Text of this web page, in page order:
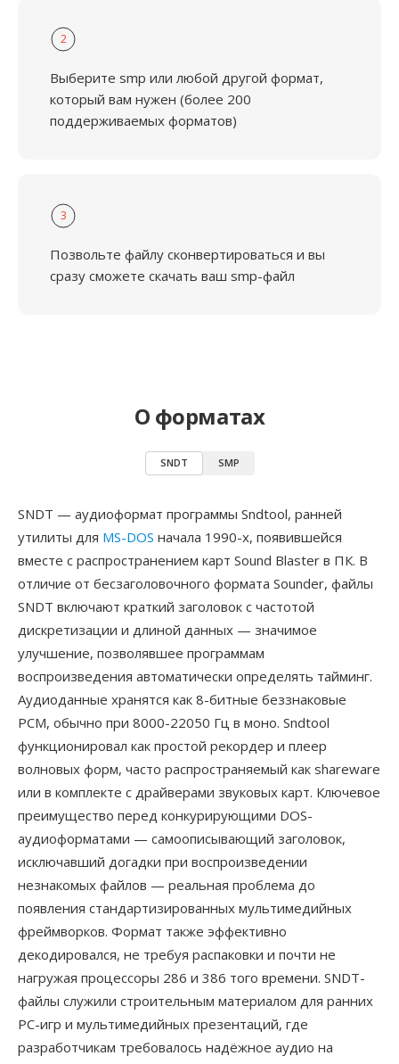
2
Выберите smp или любой другой формат,
который вам нужен (более 200
поддерживаемых форматов)
3
Позвольте файлу сконвертироваться и вы
сразу сможете скачать ваш smp-файл
О форматах
SNDT SMP
SNDT — аудиоформат программы Sndtool, ранней
утилиты для MS-DOS начала 1990-х, появившейся
вместе с распространением карт Sound Blaster в ПК. В
отличие от бесзаголовочного формата Sounder, файлы
SNDT включают краткий заголовок с частотой
дискретизации и длиной данных — значимое
улучшение, позволявшее программам
воспроизведения автоматически определять тайминг.
Аудиоданные хранятся как 8-битные беззнаковые
PCM, обычно при 8000-22050 Гц в моно. Sndtool
функционировал как простой рекордер и плеер
волновых форм, часто распространяемый как shareware
или в комплекте с драйверами звуковых карт. Ключевое
преимущество перед конкурирующими DOS-
аудиоформатами — самоописывающий заголовок,
исключавший догадки при воспроизведении
незнакомых файлов — реальная проблема до
появления стандартизированных мультимедийных
фреймворков. Формат также эффективно
декодировался, не требуя распаковки и почти не
нагружая процессоры 286 и 386 того времени. SNDT-
файлы служили строительным материалом для ранних
PC-игр и мультимедийных презентаций, где
разработчикам требовалось надёжное аудио на